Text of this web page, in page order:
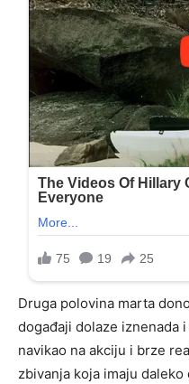
Druga polovina marta
događaji dolaze iznenada
navikao na akciju i brze
zbivanja koja imaju